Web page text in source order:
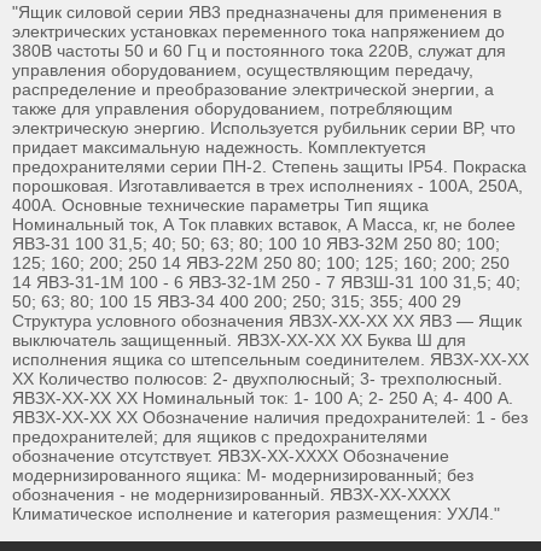
"Ящик силовой серии ЯВ3 предназначены для применения в
электрических установках переменного тока напряжением до
380В частоты 50 и 60 Гц и постоянного тока 220В, служат для
управления оборудованием, осуществляющим передачу,
распределение и преобразование электрической энергии, а
также для управления оборудованием, потребляющим
электрическую энергию. Используется рубильник серии ВР, что
придает максимальную надежность. Комплектуется
предохранителями серии ПН-2. Степень защиты IP54. Покраска
порошковая. Изготавливается в трех исполнениях - 100А, 250А,
400А. Основные технические параметры Тип ящика
Номинальный ток, А Ток плавких вставок, А Масса, кг, не более
ЯВЗ-31 100 31,5; 40; 50; 63; 80; 100 10 ЯВЗ-32М 250 80; 100;
125; 160; 200; 250 14 ЯВЗ-22М 250 80; 100; 125; 160; 200; 250
14 ЯВЗ-31-1М 100 - 6 ЯВЗ-32-1М 250 - 7 ЯВЗШ-31 100 31,5; 40;
50; 63; 80; 100 15 ЯВЗ-34 400 200; 250; 315; 355; 400 29
Структура условного обозначения ЯВЗX-XX-XX XX ЯВЗ — Ящик
выключатель защищенный. ЯВЗХ-XX-XX XX Буква Ш для
исполнения ящика со штепсельным соединителем. ЯВЗХ-XX-XX
XX Количество полюсов: 2- двухполюсный; 3- трехполюсный.
ЯВЗХ-XX-XX XX Номинальный ток: 1- 100 А; 2- 250 А; 4- 400 А.
ЯВЗХ-XХ-XХ ХX Обозначение наличия предохранителей: 1 - без
предохранителей; для ящиков с предохранителями
обозначение отсутствует. ЯВЗХ-XХ-ХXХX Обозначение
модернизированного ящика: М- модернизированный; без
обозначения - не модернизированный. ЯВЗХ-XХ-ХХХX
Климатическое исполнение и категория размещения: УХЛ4."